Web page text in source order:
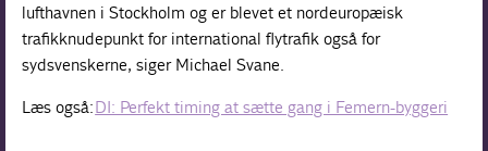
lufthavnen i Stockholm og er blevet et nordeuropæisk
trafikknudepunkt for international flytrafik også for
sydsvenskerne, siger Michael Svane.
Læs også:DI: Perfekt timing at sætte gang i Femern-byggeri